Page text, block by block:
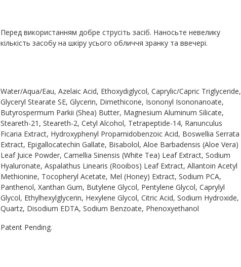
Перед використанням добре струсіть засіб. Наносьте невелику
кількість засобу на шкіру усього обличчя зранку та ввечері.
Water/Aqua/Eau, Azelaic Acid, Ethoxydiglycol, Caprylic/Capric Triglyceride,
Glyceryl Stearate SE, Glycerin, Dimethicone, Isononyl Isononanoate,
Butyrospermum Parkii (Shea) Butter, Magnesium Aluminum Silicate,
Steareth-21, Steareth-2, Cetyl Alcohol, Tetrapeptide-14, Ranunculus
Ficaria Extract, Hydroxyphenyl Propamidobenzoic Acid, Boswellia Serrata
Extract, Epigallocatechin Gallate, Bisabolol, Aloe Barbadensis (Aloe Vera)
Leaf Juice Powder, Camellia Sinensis (White Tea) Leaf Extract, Sodium
Hyaluronate, Aspalathus Linearis (Rooibos) Leaf Extract, Allantoin Acetyl
Methionine, Tocopheryl Acetate, Mel (Honey) Extract, Sodium PCA,
Panthenol, Xanthan Gum, Butylene Glycol, Pentylene Glycol, Caprylyl
Glycol, Ethylhexylglycerin, Hexylene Glycol, Citric Acid, Sodium Hydroxide,
Quartz, Disodium EDTA, Sodium Benzoate, Phenoxyethanol
Patent Pending.